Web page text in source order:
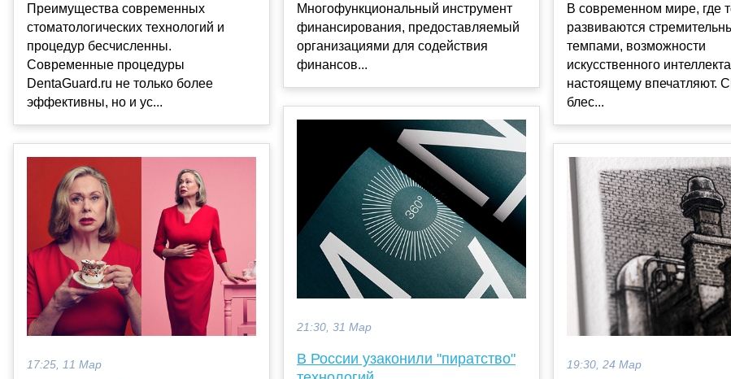
Преимущества современных
стоматологических технологий и
процедур бесчисленны.
Современные процедуры
DentaGuard.ru не только более
эффективны, но и ус...
17:25, 11 Мар
Многофункциональный инструмент
финансирования, предоставляемый
организациями для содействия
финансов...
21:30, 31 Мар
В России узаконили "пиратство"
В современном мире, где
развиваются
темпами, возможности
искусственного
настоящему впечатляют.
блес...
19:30, 24 Мар